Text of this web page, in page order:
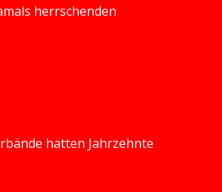
herrschenden
hatten Jahrzehnte